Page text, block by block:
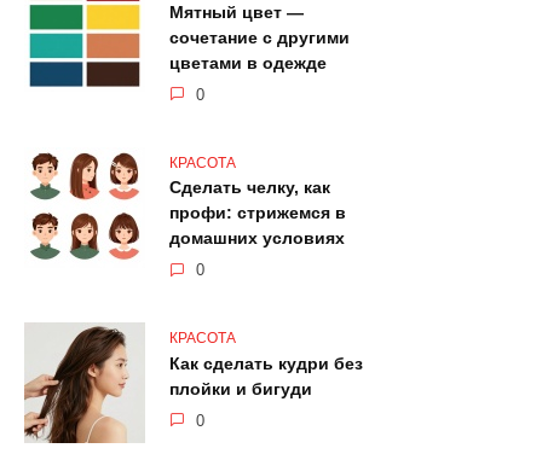
Мятный цвет —
сочетание с другими
цветами в одежде
0
КРАСОТА
Сделать челку, как
профи: стрижемся в
домашних условиях
0
КРАСОТА
Как сделать кудри без
плойки и бигуди
0